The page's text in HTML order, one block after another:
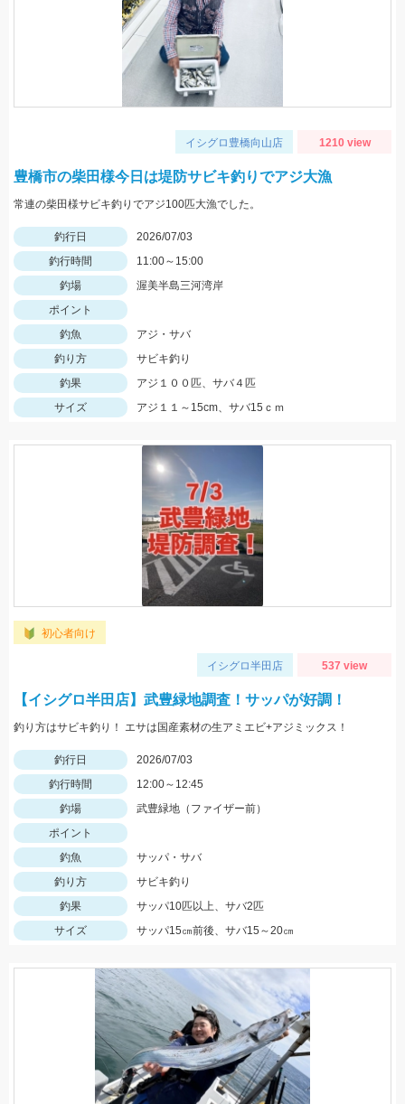
イシグロ豊橋向山店 1210 view
豊橋市の柴田様今日は堤防サビキ釣りでアジ大漁
常連の柴田様サビキ釣りでアジ100匹大漁でした。
釣行日
2026/07/03
釣行時間
11:00～15:00
釣場
渥美半島三河湾岸
ポイント
釣魚
アジ・サバ
釣り方
サビキ釣り
釣果
アジ１００匹、サバ４匹
サイズ
アジ１１～15cm、サバ15ｃｍ
初心者向け
イシグロ半田店 537 view
【イシグロ半田店】武豊緑地調査！サッパが好調！
釣り方はサビキ釣り！ エサは国産素材の生アミエビ+アジミックス！
釣行日
2026/07/03
釣行時間
12:00～12:45
釣場
武豊緑地（ファイザー前）
ポイント
釣魚
サッパ・サバ
釣り方
サビキ釣り
釣果
サッパ10匹以上、サバ2匹
サイズ
サッパ15㎝前後、サバ15～20㎝